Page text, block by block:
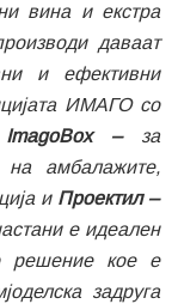
вина и екстра
даваат
и ефективни
ИМАГО со
ImagoBox –за
на амбалажите,
и Проектил –
е идеален
решение кое е
задруга